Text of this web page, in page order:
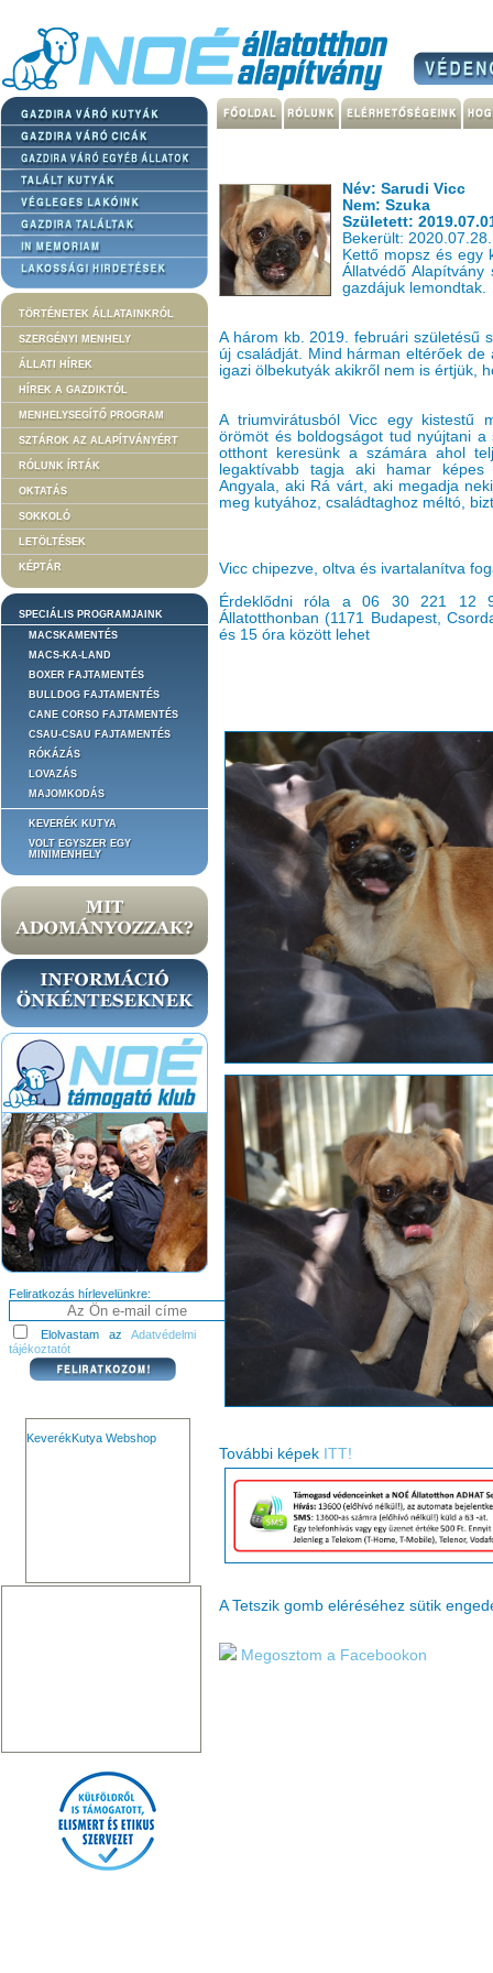
TÖRTÉNETEK ÁLLATAINKRÓL
SZERGÉNYI MENHELY
ÁLLATI HÍREK
HÍREK A GAZDIKTÓL
MENHELYSEGÍTŐ PROGRAM
SZTÁROK AZ ALAPÍTVÁNYÉRT
RÓLUNK ÍRTÁK
OKTATÁS
SOKKOLÓ
LETÖLTÉSEK
KÉPTÁR
SPECIÁLIS PROGRAMJAINK
MACSKAMENTÉS
MACS-KA-LAND
BOXER FAJTAMENTÉS
BULLDOG FAJTAMENTÉS
CANE CORSO FAJTAMENTÉS
CSAU-CSAU FAJTAMENTÉS
RÓKÁZÁS
LOVAZÁS
MAJOMKODÁS
KEVERÉK KUTYA
VOLT EGYSZER EGY
MINIMENHELY
Feliratkozás hírlevelünkre:
Elolvastam az Adatvédelmi
tájékoztatót
KeverékKutya Webshop
Név: Sarudi Vicc
Nem: Szuka
Született:
Bekerült: 2020.07.28.
Kettő mopsz és egy
Állatvédő Alapítvány
gazdájuk lemondtak.
A három kb. 2019. februári születésű
új családját. Mind hárman eltérőek
igazi ölbekutyák akikről nem is értjük,
A triumvirátusból Vicc egy kistestű
örömöt és boldogságot tud nyújtani
otthont keresünk a számára ahol
legaktívabb tagja aki hamar
Angyala, aki Rá várt, aki megadja
meg kutyához, családtaghoz méltó,
Vicc chipezve, oltva és ivartalanítva
Érdeklődni róla a 06 30 221 12
Állatotthonban (1171 Budapest,
és 15 óra között lehet
További képek ITT!
A Tetszik gomb eléréséhez sütik
Megosztom a Facebookon